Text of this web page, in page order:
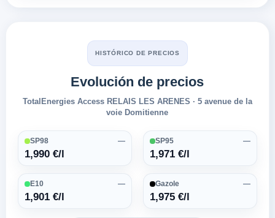
HISTÓRICO DE PRECIOS
Evolución de precios
TotalEnergies Access RELAIS LES ARENES · 5 avenue de la
voie Domitienne
SP98
1,990 €/l
— SP95
1,971 €/l
—
E10
1,901 €/l
— Gazole
1,975 €/l
—